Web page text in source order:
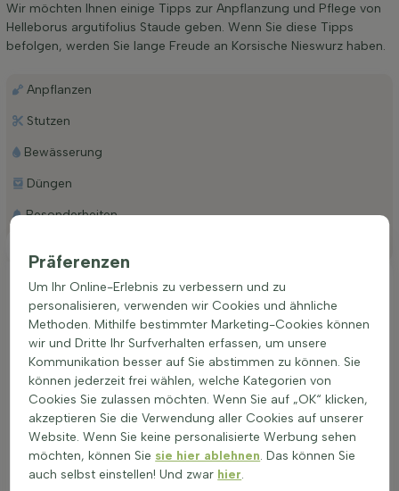
Wir möchten Ihnen einige Tipps zur Anpflanzung und Pflege von
Helleborus argutifolius Staude geben. Wenn Sie diese Tipps
befolgen, werden Sie lange Freude an Korsische Nieswurz haben.
Anpflanzen
Stutzen
Bewässerung
Düngen
Besonderheiten
Ideale Platzierung einer Helleborus argutifolius
Für ein optimales Wachstum bevorzugt diese Art einen
Standort im Halbschatten bis Schatten, wo die Pflanze vor
der intensiven Mittagssonne geschützt ist. Der Boden sollte
gut durchlässig sein, um Staunässe zu vermeiden, da dies für
die Pflanze schädlich sein kann. Ein humusreicher,
nährstoffreicher und kalkhaltiger Boden fördert ein gesundes
Wachstum und die charakteristische grüne Blütenpracht im
Frühjahr. Diese wintergrüne Staude gedeiht besonders gut
unter lichten Gehölzen oder im Schutz höherer Pflanzen, wo
sie durchschnittliche Wassermengen und ein stabiles
Präferenzen
Um Ihr Online-Erlebnis zu verbessern und zu
personalisieren, verwenden wir Cookies und ähnliche
Methoden. Mithilfe bestimmter Marketing-Cookies können
wir und Dritte Ihr Surfverhalten erfassen, um unsere
Kommunikation besser auf Sie abstimmen zu können. Sie
können jederzeit frei wählen, welche Kategorien von
Cookies Sie zulassen möchten. Wenn Sie auf „OK“ klicken,
akzeptieren Sie die Verwendung aller Cookies auf unserer
Website. Wenn Sie keine personalisierte Werbung sehen
möchten, können Sie sie hier ablehnen. Das können Sie
auch selbst einstellen! Und zwar hier.